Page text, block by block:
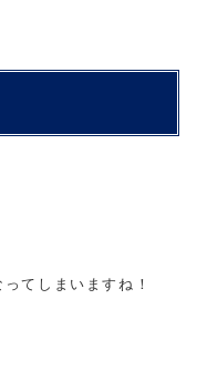
ってしまいますね！